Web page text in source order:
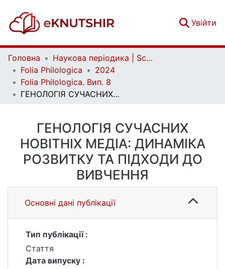
Увійти
Головна
Наукова періодика | Scientific periodicals
Folia Philologica
2024
Folia Philologica. Вип. 8
ГЕНОЛОГІЯ СУЧАСНИХ НОВІТНІХ МЕДІА: ДИНАМІКА РОЗВИТКУ ТА ПІДХОДИ ДО ВИВЧЕННЯ
ГЕНОЛОГІЯ СУЧАСНИХ
НОВІТНІХ МЕДІА: ДИНАМІКА
РОЗВИТКУ ТА ПІДХОДИ ДО
ВИВЧЕННЯ
Основні дані публікації
Тип публікації :
Стаття
Дата випуску :